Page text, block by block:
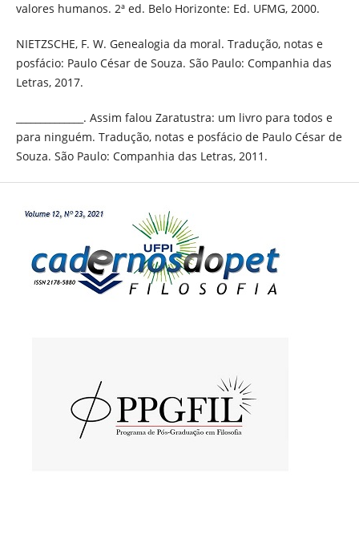
valores humanos. 2ª ed. Belo Horizonte: Ed. UFMG, 2000.
NIETZSCHE, F. W. Genealogia da moral. Tradução, notas e
posfácio: Paulo César de Souza. São Paulo: Companhia das
Letras, 2017.
______________. Assim falou Zaratustra: um livro para todos e
para ninguém. Tradução, notas e posfácio de Paulo César de
Souza. São Paulo: Companhia das Letras, 2011.